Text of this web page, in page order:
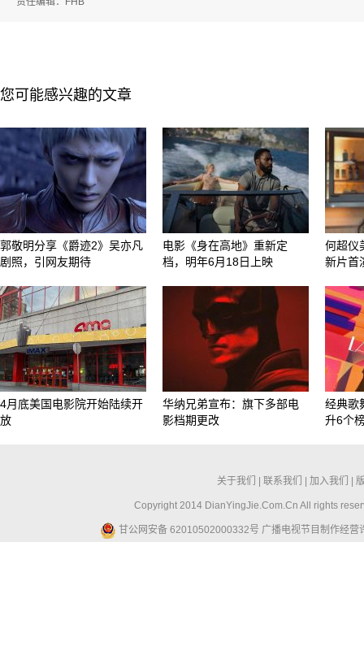
您可能感兴趣的文章
郭敬明分享《爵迹2》吴亦凡
剧照，引网友期待
电影《身在高地》重新定
档，明年6月18日上映
何超仪
新片首
4月底美国电影院开始陆续开
放
华纳兄弟宣布：旗下多部电
影档期更改
经典歌
升6个
关于我们 联系我们 加入我们
Copyright 2014 DianYingJie.Com.Cn All rights
甘公网安备 62010502000332号 广播电视节目制作经